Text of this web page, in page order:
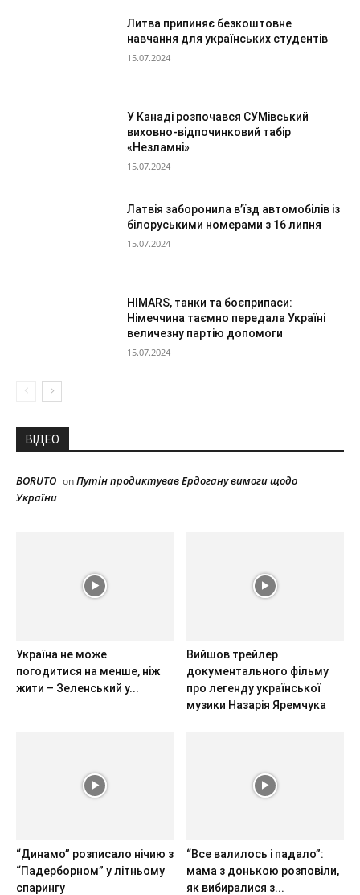
Литва припиняє безкоштовне
навчання для українських студентів
15.07.2024
У Канаді розпочався СУМівський
виховно-відпочинковий табір
«Незламні»
15.07.2024
Латвія заборонила в’їзд автомобілів із
білоруськими номерами з 16 липня
15.07.2024
HIMARS, танки та боєприпаси:
Німеччина таємно передала Україні
величезну партію допомоги
15.07.2024
ВІДЕО
BORUTO onПутін продиктував Ердогану вимоги щодо
України
Україна не може
погодитися на менше, ніж
жити – Зеленський у...
Вийшов трейлер
документального фільму
про легенду української
музики Назарія Яремчука
“Динамо” розписало нічию з
“Падерборном” у літньому
спарингу
“Все валилось і падало”:
мама з донькою розповіли,
як вибиралися з...